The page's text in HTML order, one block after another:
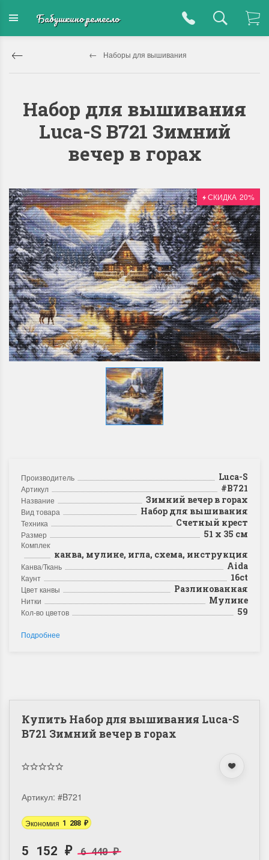
Бабушкино ремесло
Наборы для вышивания
Набор для вышивания
Luca-S B721 Зимний
вечер в горах
СКИДКА 20%
Производитель Luca-S
Артикул #B721
Название Зимний вечер в горах
Вид товара Набор для вышивания
Техника Счетный крест
Размер 51 x 35 см
Комплектация
канва, мулине, игла, схема, инструкция
Канва/Ткань Aida
Каунт 16ct
Цвет канвы Разлинованная
Нитки Мулине
Кол-во цветов 59
Подробнее
Купить Набор для вышивания Luca-S
B721 Зимний вечер в горах
Артикул: #B721
Экономия 1 288 ₽
5 152 ₽ 6 440₽